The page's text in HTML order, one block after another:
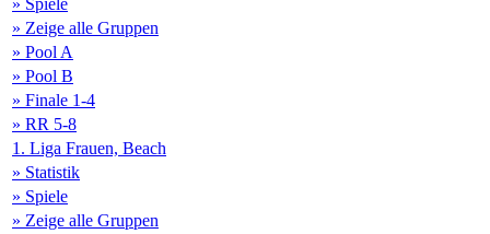
» Spiele
» Zeige alle Gruppen
» Pool A
» Pool B
» Finale 1-4
» RR 5-8
1. Liga Frauen, Beach
» Statistik
» Spiele
» Zeige alle Gruppen